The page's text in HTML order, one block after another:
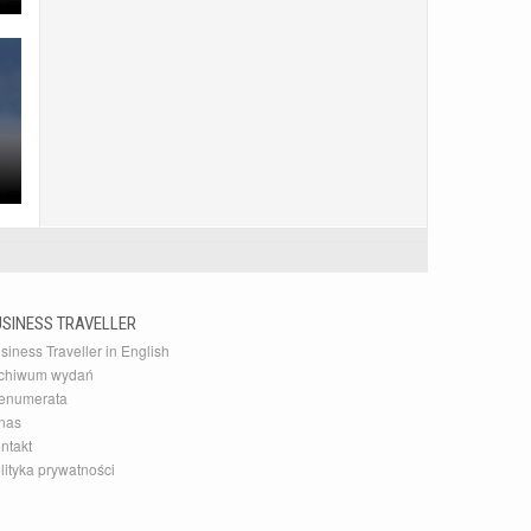
TRAVELLER
Traveller in English
wydań
prywatności